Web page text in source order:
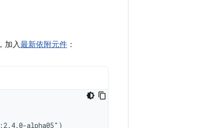
加入最新依附元件 ：
alpha05")